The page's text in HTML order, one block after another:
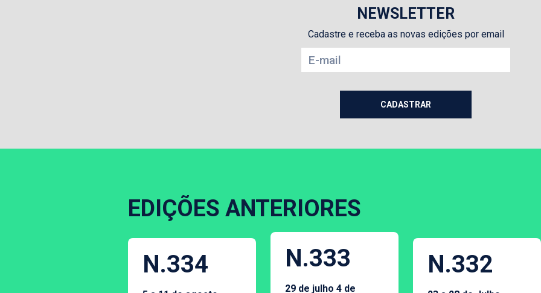
NEWSLETTER
Cadastre e receba as novas edições por email
EDIÇÕES ANTERIORES
N.334 N.333
29 de julho 4 de
N.332